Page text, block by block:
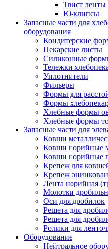
Твист ленты
Ю-клипсы
Запасные части для
оборудования
Кондитерские
Пекарские листы
Силиконные
Тележки
Уплотнители
Фильеры
Формы для
Формы
Хлебные формы
Хлебные формы
Запасные части для
Ковши
Ковши норийные
Ковши норийные
Крепеж для
Крепеж
Лента норийная
Молотки
Оси для дробилок
Решета для
Решета для
Ролики для
Оборудование
Нейтральное